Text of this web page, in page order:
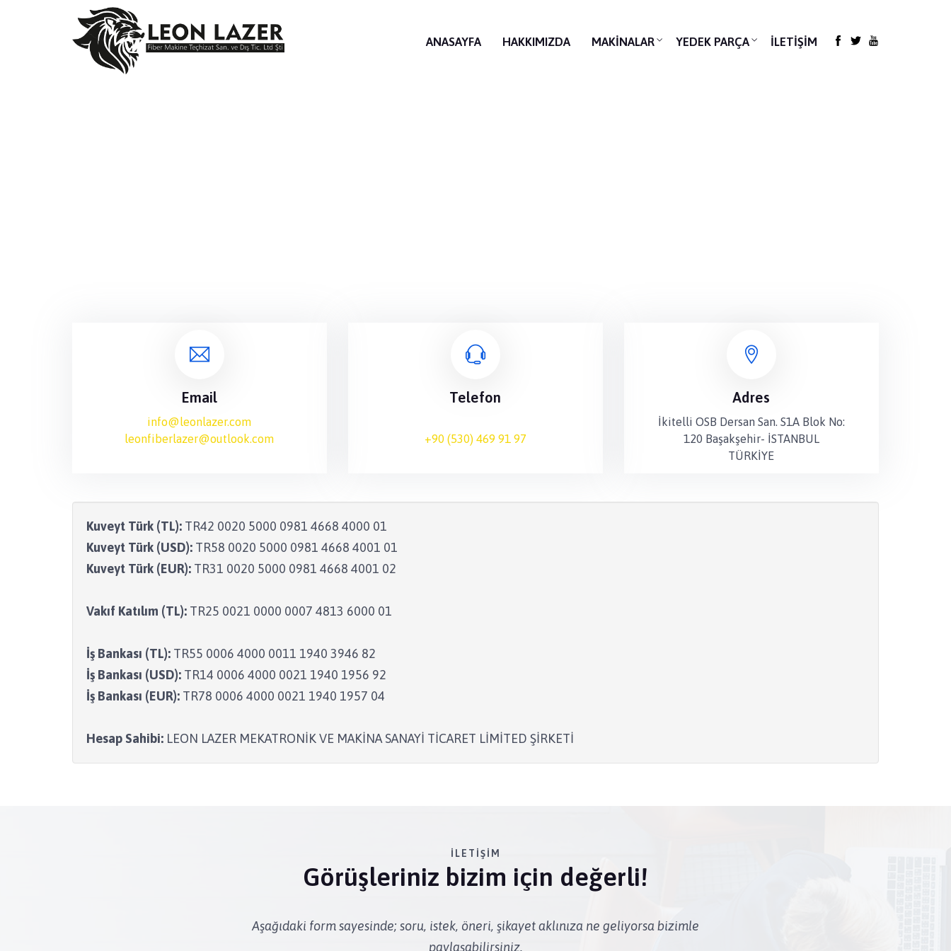
ANASAYFA HAKKIMIZDA MAKINALAR YEDEK PARÇA İLETIŞIM
Email
info@leonlazer.com
leonfiberlazer@outlook.com
Telefon
+90 (530) 469 91 97
Adres
İkitelli OSB Dersan San. S1A Blok No:
120 Başakşehir- İSTANBUL
TÜRKİYE
Kuveyt Türk (TL): TR42 0020 5000 0981 4668 4000 01
Kuveyt Türk (USD): TR58 0020 5000 0981 4668 4001 01
Kuveyt Türk (EUR): TR31 0020 5000 0981 4668 4001 02
Vakıf Katılım (TL): TR25 0021 0000 0007 4813 6000 01
İş Bankası (TL): TR55 0006 4000 0011 1940 3946 82
İş Bankası (USD): TR14 0006 4000 0021 1940 1956 92
İş Bankası (EUR): TR78 0006 4000 0021 1940 1957 04
Hesap Sahibi: LEON LAZER MEKATRONİK VE MAKİNA SANAYİ TİCARET LİMİTED ŞİRKETİ
İLETIŞIM
Görüşleriniz bizim için değerli!
Aşağıdaki form sayesinde; soru, istek, öneri, şikayet aklınıza ne geliyorsa bizimle
paylaşabilirsiniz.